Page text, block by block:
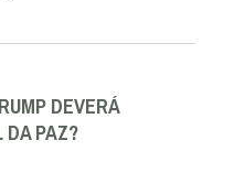
DEVERÁ
PAZ?